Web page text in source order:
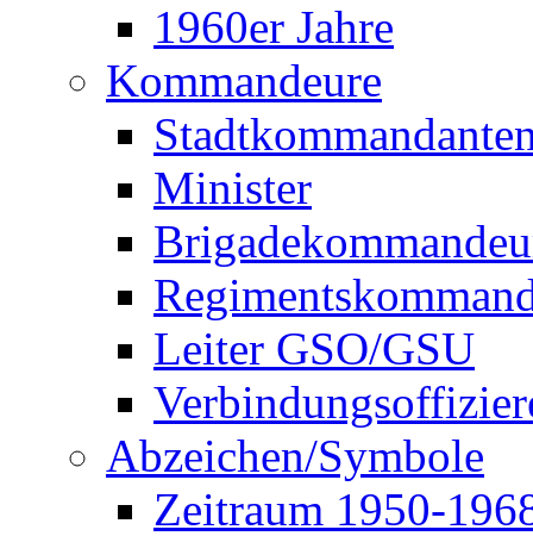
1960er Jahre
Kommandeure
Minister
Leiter GSO/GSU
Abzeichen/Symbole
Zeitraum 1950-